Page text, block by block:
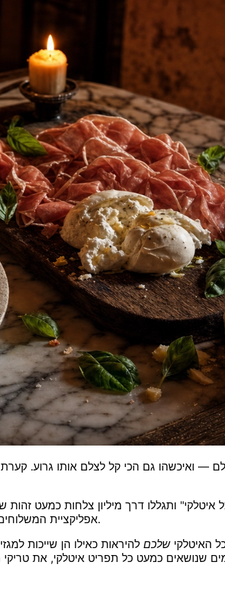
— ואיכשהו גם הכי קל לצלם אותו גרוע.
איטלקי" ותגללו דרך מיליון צלחות כמעט
אפליקציית המשלוחים. הטרטוריה שמעבר לפינה, שמפרסמת את הפפרדלה המהבילה שלה עצמה, זוכה בהזמנה בכל פעם מחדש.
האיטלקי שלכם